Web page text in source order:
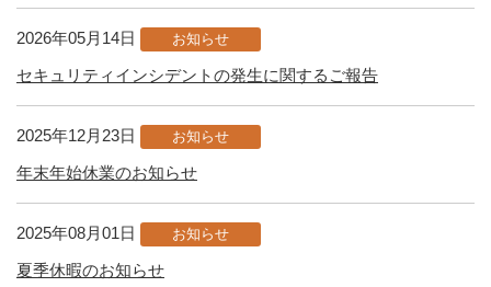
2026年05月14日 お知らせ
セキュリティインシデントの発生に関するご報告
2025年12月23日 お知らせ
年末年始休業のお知らせ
2025年08月01日 お知らせ
夏季休暇のお知らせ